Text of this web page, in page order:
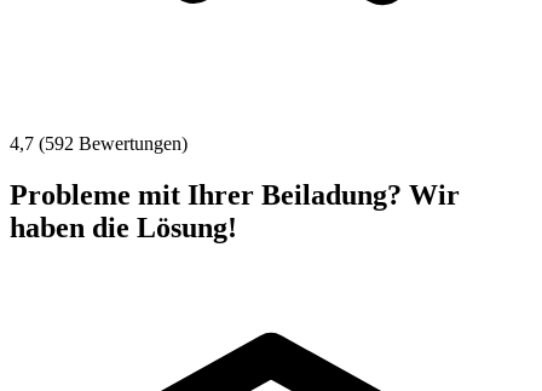
4,7 (592 Bewertungen)
Probleme mit Ihrer Beiladung? Wir
haben die Lösung!